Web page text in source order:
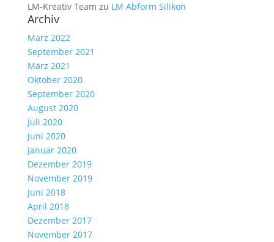
LM-Kreativ Team zu LM Abform Silikon
Archiv
März 2022
September 2021
März 2021
Oktober 2020
September 2020
August 2020
Juli 2020
Juni 2020
Januar 2020
Dezember 2019
November 2019
Juni 2018
April 2018
Dezember 2017
November 2017